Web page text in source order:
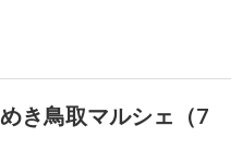
き鳥取マルシェ（7